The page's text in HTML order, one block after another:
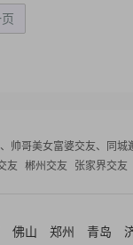
帅哥美女富婆交友、同城
友 郴州交友 张家界交友
佛山 郑州 青岛